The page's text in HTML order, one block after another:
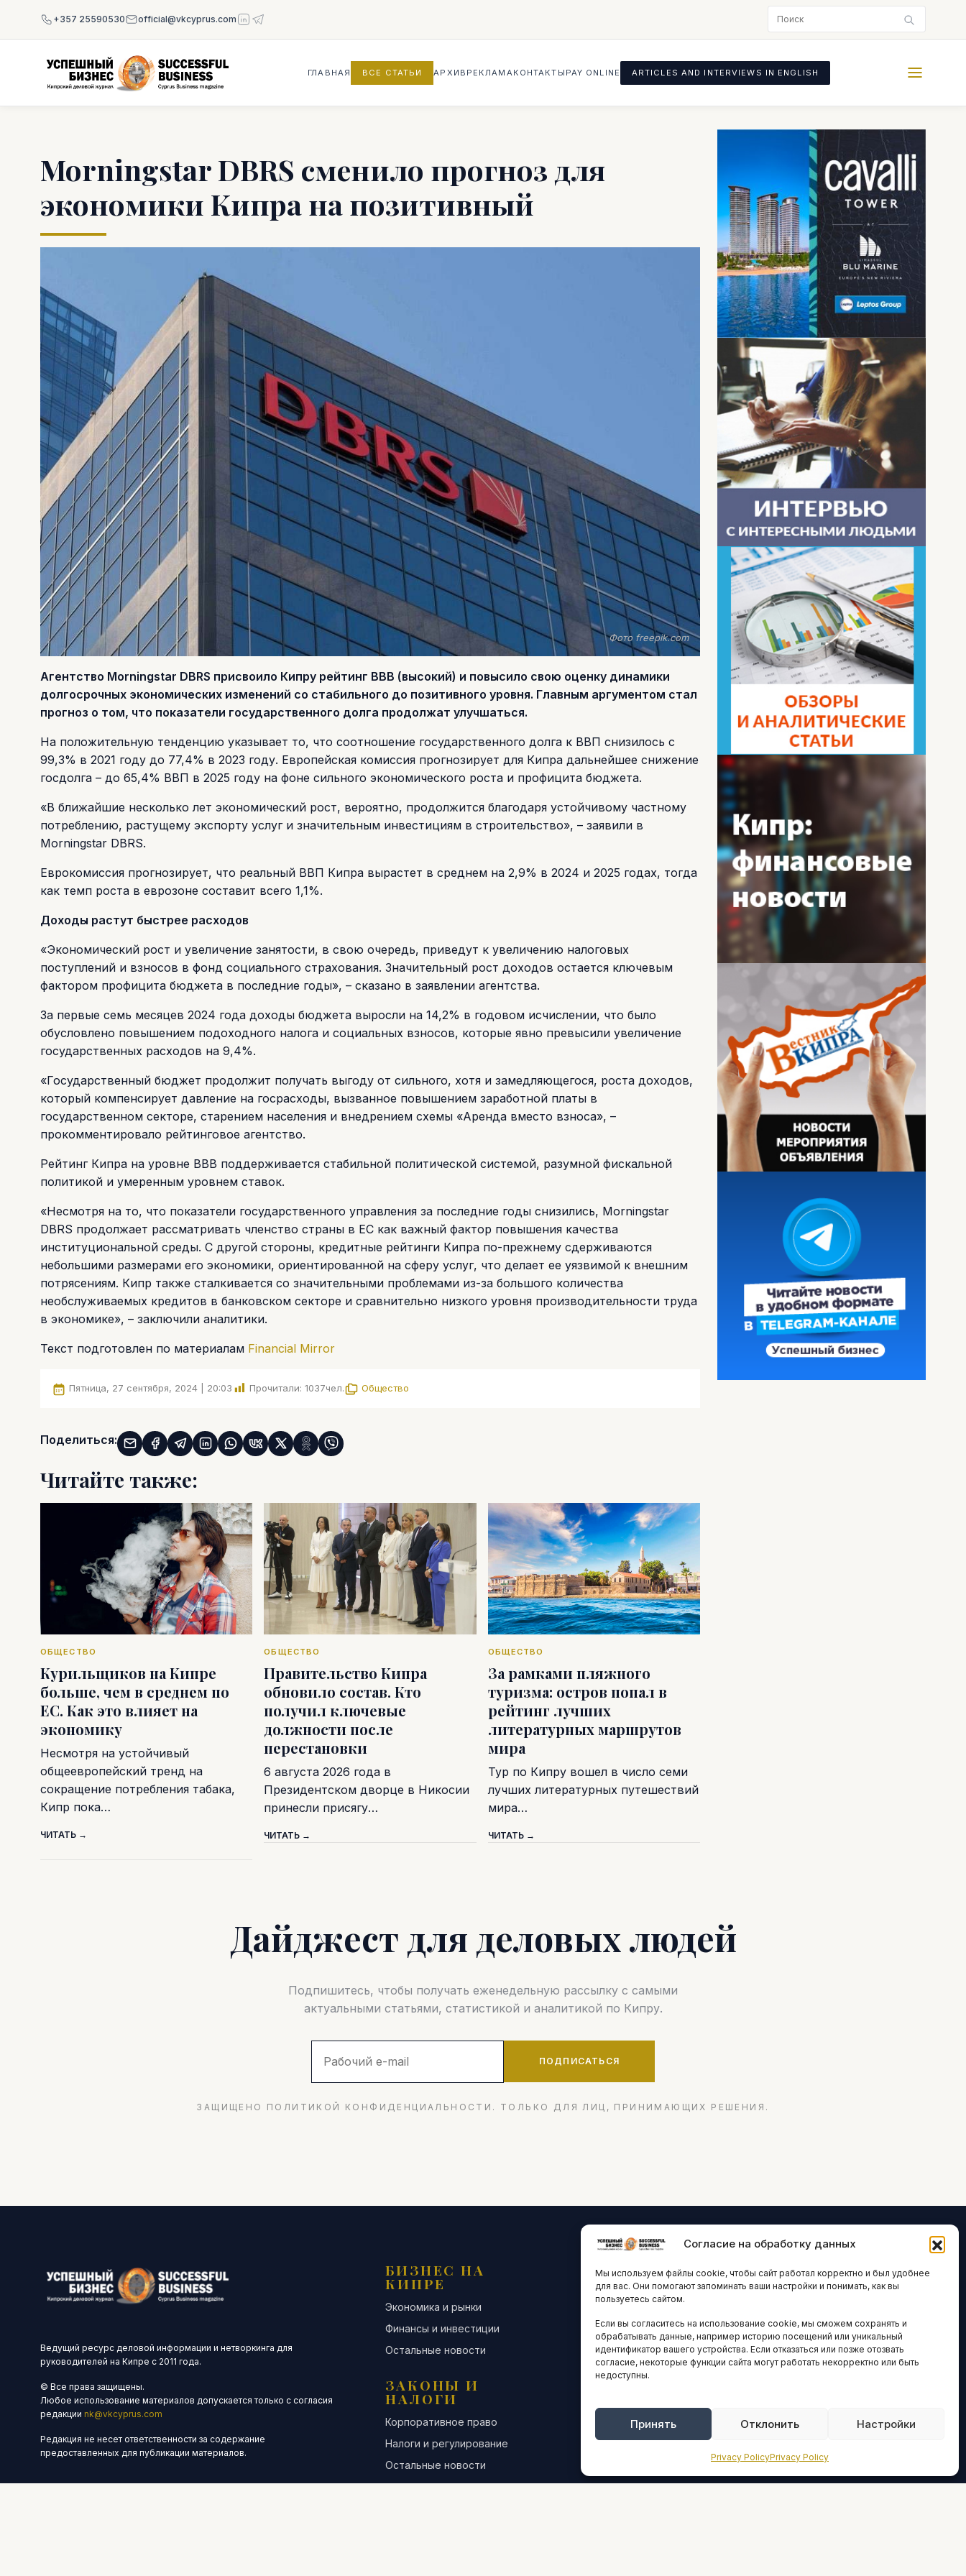
Согласие на обработку данных
Мы используем файлы cookie, чтобы сайт работал корректно и был удобнее
для вас. Они помогают запоминать ваши настройки и понимать, как вы
пользуетесь сайтом.
Если вы согласитесь на использование cookie, мы сможем сохранять и
обрабатывать данные, например историю посещений или уникальный
идентификатор вашего устройства. Если отказаться или позже отозвать
согласие, некоторые функции сайта могут работать некорректно или быть
недоступны.
Принять Отклонить Настройки
Privacy PolicyPrivacy Policy
+357 25590530 official@vkcyprus.com
ГЛАВНАЯ ВСЕ СТАТЬИ АРХИВ РЕКЛАМА КОНТАКТЫ PAY ONLINE ARTICLES AND INTERVIEWS IN ENGLISH
Morningstar DBRS сменило прогноз для
экономики Кипра на позитивный
Фото freepik.com
Агентство Morningstar DBRS присвоило Кипру рейтинг ВВВ (высокий) и повысило свою оценку динамики
долгосрочных экономических изменений со стабильного до позитивного уровня. Главным аргументом стал
прогноз о том, что показатели государственного долга продолжат улучшаться.
На положительную тенденцию указывает то, что соотношение государственного долга к ВВП снизилось с
99,3% в 2021 году до 77,4% в 2023 году. Европейская комиссия прогнозирует для Кипра дальнейшее снижение
госдолга – до 65,4% ВВП в 2025 году на фоне сильного экономического роста и профицита бюджета.
«В ближайшие несколько лет экономический рост, вероятно, продолжится благодаря устойчивому частному
потреблению, растущему экспорту услуг и значительным инвестициям в строительство», – заявили в
Morningstar DBRS.
Еврокомиссия прогнозирует, что реальный ВВП Кипра вырастет в среднем на 2,9% в 2024 и 2025 годах, тогда
как темп роста в еврозоне составит всего 1,1%.
Доходы растут быстрее расходов
«Экономический рост и увеличение занятости, в свою очередь, приведут к увеличению налоговых
поступлений и взносов в фонд социального страхования. Значительный рост доходов остается ключевым
фактором профицита бюджета в последние годы», – сказано в заявлении агентства.
За первые семь месяцев 2024 года доходы бюджета выросли на 14,2% в годовом исчислении, что было
обусловлено повышением подоходного налога и социальных взносов, которые явно превысили увеличение
государственных расходов на 9,4%.
«Государственный бюджет продолжит получать выгоду от сильного, хотя и замедляющегося, роста доходов,
который компенсирует давление на госрасходы, вызванное повышением заработной платы в
государственном секторе, старением населения и внедрением схемы «Аренда вместо взноса», –
прокомментировало рейтинговое агентство.
Рейтинг Кипра на уровне ВВВ поддерживается стабильной политической системой, разумной фискальной
политикой и умеренным уровнем ставок.
«Несмотря на то, что показатели государственного управления за последние годы снизились, Morningstar
DBRS продолжает рассматривать членство страны в ЕС как важный фактор повышения качества
институциональной среды. С другой стороны, кредитные рейтинги Кипра по-прежнему сдерживаются
небольшими размерами его экономики, ориентированной на сферу услуг, что делает ее уязвимой к внешним
потрясениям. Кипр также сталкивается со значительными проблемами из-за большого количества
необслуживаемых кредитов в банковском секторе и сравнительно низкого уровня производительности труда
в экономике», – заключили аналитики.
Текст подготовлен по материалам Financial Mirror
Пятница, 27 сентября, 2024 | 20:03 Прочитали: 1037чел. Общество
Поделиться:
Читайте также:
ОБЩЕСТВО
Курильщиков на Кипре
больше, чем в среднем по
ЕС. Как это влияет на
экономику
Несмотря на устойчивый
общеевропейский тренд на
сокращение потребления табака,
Кипр пока…
ЧИТАТЬ →
ОБЩЕСТВО
Правительство Кипра
обновило состав. Кто
получил ключевые
должности после
перестановки
6 августа 2026 года в
Президентском дворце в Никосии
принесли присягу…
ЧИТАТЬ →
ОБЩЕСТВО
За рамками пляжного
туризма: остров попал в
рейтинг лучших
литературных маршрутов
мира
Тур по Кипру вошел в число семи
лучших литературных путешествий
мира…
ЧИТАТЬ →
Дайджест для деловых людей
Подпишитесь, чтобы получать еженедельную рассылку с самыми
актуальными статьями, статистикой и аналитикой по Кипру.
ПОДПИСАТЬСЯ
ЗАЩИЩЕНО ПОЛИТИКОЙ КОНФИДЕНЦИАЛЬНОСТИ. ТОЛЬКО ДЛЯ ЛИЦ, ПРИНИМАЮЩИХ РЕШЕНИЯ.
Ведущий ресурс деловой информации и нетворкинга для
руководителей на Кипре с 2011 года.
© Все права защищены.
Любое использование материалов допускается только с согласия
редакции nk@vkcyprus.com
Редакция не несет ответственности за содержание
предоставленных для публикации материалов.
БИЗНЕС НА
КИПРЕ
Экономика и рынки
Финансы и инвестиции
Остальные новости
ЗАКОНЫ И
НАЛОГИ
Корпоративное право
Налоги и регулирование
Остальные новости
ТЕХНОЛОГИИ И
ИННОВАЦИИ
Стартапы и исследования
Цифровая экономика
Остальные новости
ДЕЛОВОЕ
Конференции и форумы
Бизнес-клубы и ассоциации
ARTICLES IN
ENGLISH
НАВИГАЦИЯ
Архив материалов
ПРАВОВАЯ